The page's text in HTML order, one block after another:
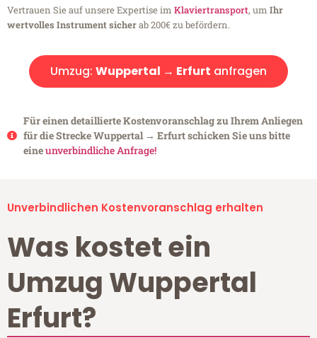
Vertrauen Sie auf unsere Expertise im Klaviertransport, um Ihr
wertvolles Instrument sicherab 200€ zu befördern.
Umzug: Wuppertal → Erfurt anfragen
Für einen detaillierte Kostenvoranschlag zu Ihrem Anliegen
für die Strecke Wuppertal → Erfurt schicken Sie uns bitte
eineunverbindliche Anfrage!
Unverbindlichen Kostenvoranschlag erhalten
Was kostet ein
Umzug Wuppertal
Erfurt?